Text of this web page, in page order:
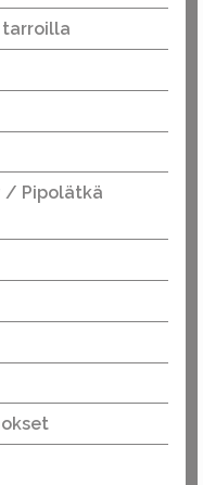
tarroilla
/ Pipolätkä